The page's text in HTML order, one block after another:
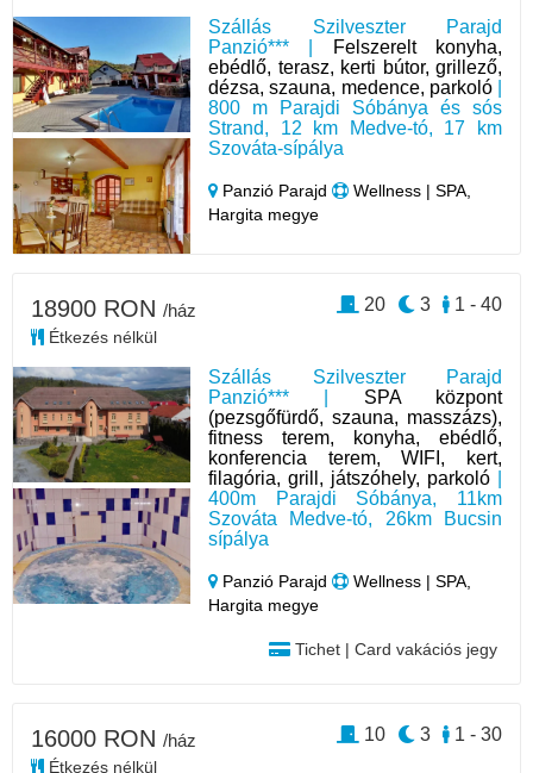
Szállás Szilveszter Parajd
Panzió*** |
Felszerelt konyha,
ebédlő, terasz, kerti bútor, grillező,
dézsa, szauna, medence, parkoló|
800 m Parajdi Sóbánya és sós
Strand, 12 km Medve-tó, 17 km
Szováta-sípálya
Panzió Parajd
Wellness | SPA,
Hargita megye
Szállás Szilveszter Parajd
Panzió*** | SPA központ
(pezsgőfürdő, szauna, masszázs),
fitness terem, konyha, ebédlő,
konferencia terem, WIFI, kert,
filagória, grill, játszóhely, parkoló
400m Parajdi Sóbánya, 11km
Szováta Medve-tó, 26km Bucsin
sípálya
Panzió Parajd
Wellness | SPA,
Hargita megye
Tichet | Card vakációs jegy
18900 RON /ház
Étkezés nélkül
1 - 40
3
20
16000 RON /ház
Étkezés nélkül
1 - 30
3
10